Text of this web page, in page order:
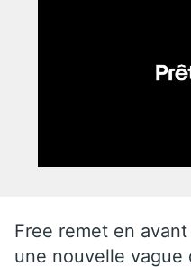
Free remet en
une nouvelle vague